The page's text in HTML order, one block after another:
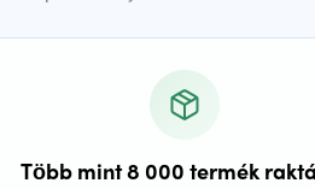
Több mint 8 000 termék